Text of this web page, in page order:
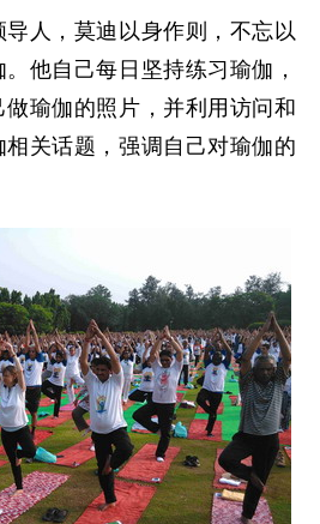
人，莫迪以身作则，不忘以
他自己每日坚持练习瑜伽，
瑜伽的照片，并利用访问和
关话题，强调自己对瑜伽的